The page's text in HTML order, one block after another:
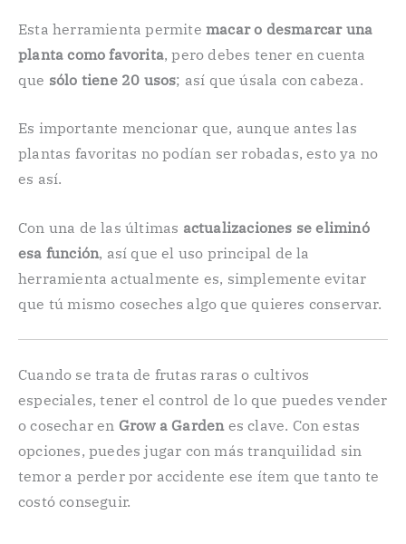
Esta herramienta permite macar o desmarcar una
planta como favorita, pero debes tener en cuenta
que sólo tiene 20 usos; así que úsala con cabeza.
Es importante mencionar que, aunque antes las
plantas favoritas no podían ser robadas, esto ya no
es así.
Con una de las últimas actualizaciones se eliminó
esa función, así que el uso principal de la
herramienta actualmente es, simplemente evitar
que tú mismo coseches algo que quieres conservar.
Cuando se trata de frutas raras o cultivos
especiales, tener el control de lo que puedes vender
o cosechar en Grow a Gardenes clave. Con estas
opciones, puedes jugar con más tranquilidad sin
temor a perder por accidente ese ítem que tanto te
costó conseguir.